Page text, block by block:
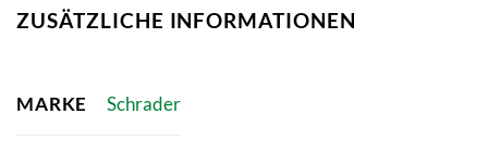
ZUSÄTZLICHE INFORMATIONEN
MARKE Schrader